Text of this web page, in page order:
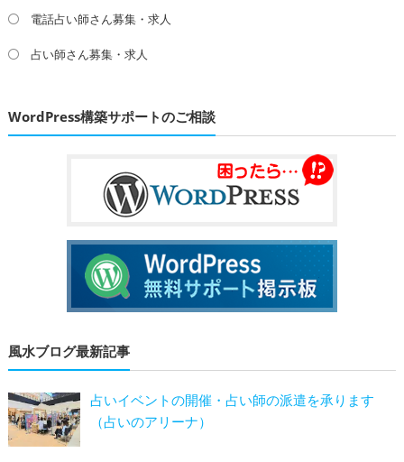
電話占い師さん募集・求人
占い師さん募集・求人
WordPress構築サポートのご相談
風水ブログ最新記事
占いイベントの開催・占い師の派遣を承ります
（占いのアリーナ）